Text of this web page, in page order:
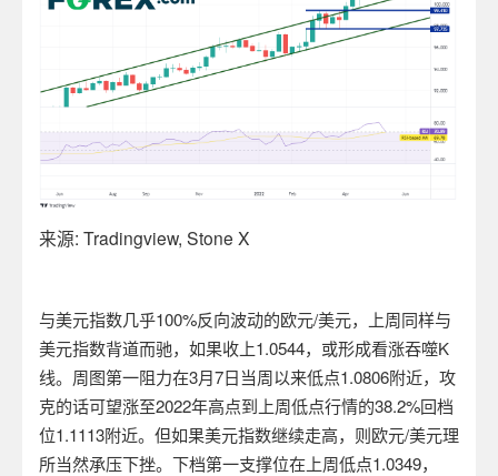
来源: Tradingview, Stone X
与美元指数几乎100%反向波动的欧元/美元，上周同样与
美元指数背道而驰，如果收上1.0544，或形成看涨吞噬K
线。周图第一阻力在3月7日当周以来低点1.0806附近，攻
克的话可望涨至2022年高点到上周低点行情的38.2%回档
位1.1113附近。但如果美元指数继续走高，则欧元/美元理
所当然承压下挫。下档第一支撑位在上周低点1.0349，